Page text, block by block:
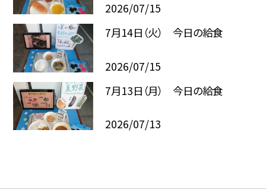
2026/07/15
7月14日（火） 今日の給食
2026/07/15
7月13日（月） 今日の給食
2026/07/13